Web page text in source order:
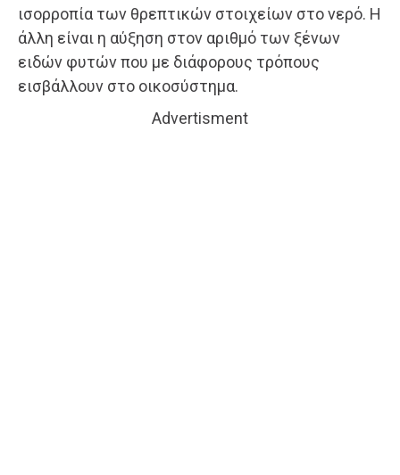
ισορροπία των θρεπτικών στοιχείων στο νερό. Η
άλλη είναι η αύξηση στον αριθμό των ξένων
ειδών φυτών που με διάφορους τρόπους
εισβάλλουν στο οικοσύστημα.
Advertisment